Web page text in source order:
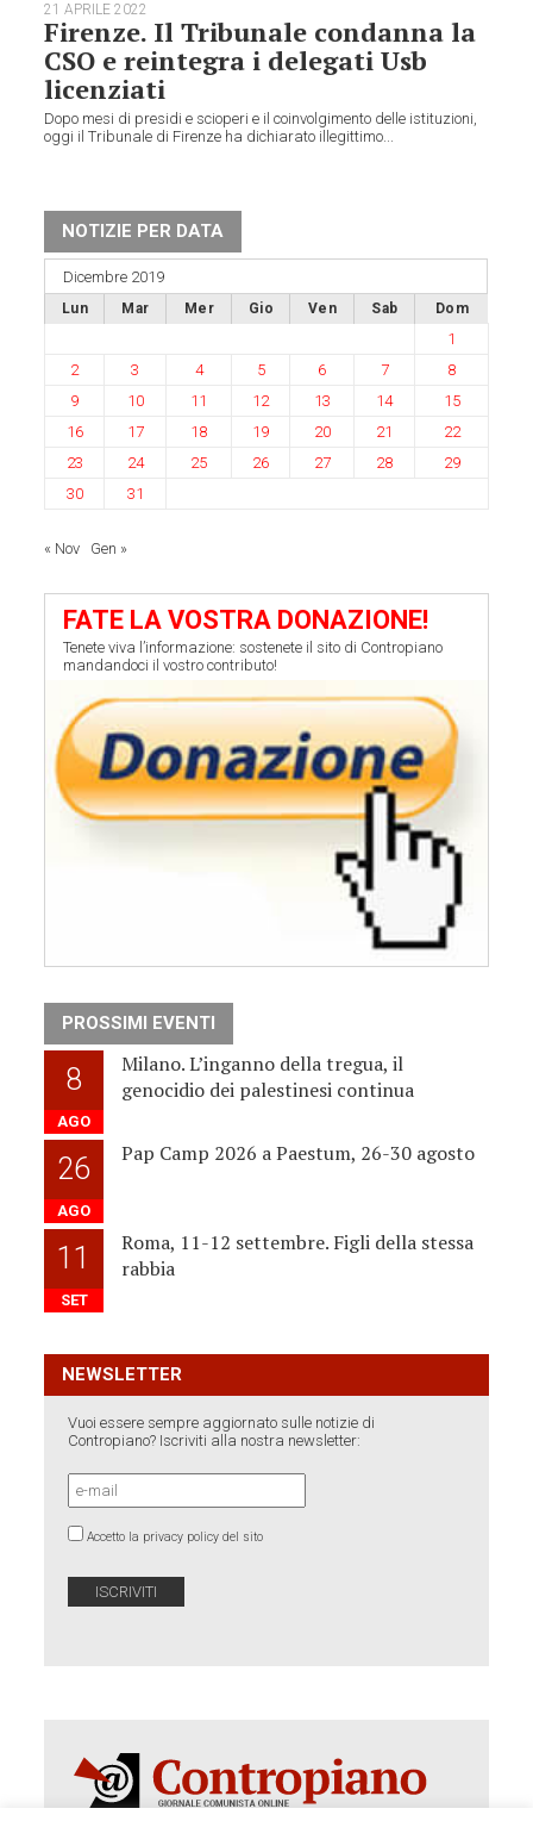
21 APRILE 2022
Firenze. Il Tribunale condanna la
CSO e reintegra i delegati Usb
licenziati
Dopo mesi di presidi e scioperi e il coinvolgimento delle istituzioni,
oggi il Tribunale di Firenze ha dichiarato illegittimo...
NOTIZIE PER DATA
Dicembre 2019
Lun Mar Mer Gio Ven Sab Dom
1
2
3 4 5 6 7
8
9
10 11 12 13 14
15
16
17 18 19 20 21
22
23
24 25 26 27 28
29
30
31
« Nov Gen »
FATE LA VOSTRA DONAZIONE!
Tenete viva l’informazione: sostenete il sito di Contropiano
mandandoci il vostro contributo!
PROSSIMI EVENTI
8
AGO
Milano. L’inganno della tregua, il
genocidio dei palestinesi continua
26
AGO
Pap Camp 2026 a Paestum, 26-30 agosto
11
SET
Roma, 11-12 settembre. Figli della stessa
rabbia
NEWSLETTER
Vuoi essere sempre aggiornato sulle notizie di
Contropiano? Iscriviti alla nostra newsletter:
Accetto la privacy policy del sito